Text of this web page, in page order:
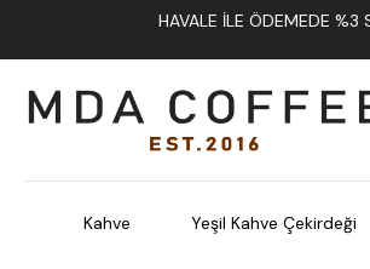
HAVALE İLE ÖDEMEDE %3
Kahve Yeşil Kahve Çekirdeği